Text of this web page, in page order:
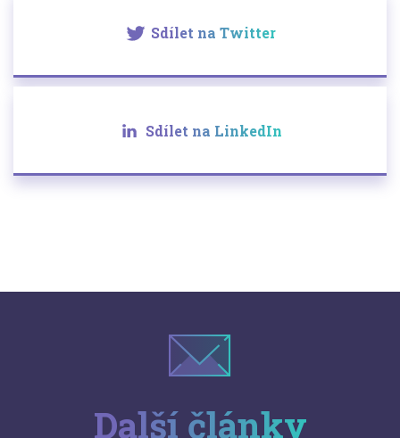
Sdílet na Twitter
Sdílet na LinkedIn
Další články